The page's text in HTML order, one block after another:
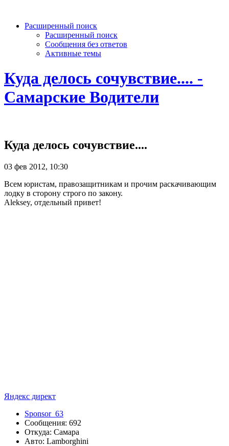
Расширенный поиск
Расширенный поиск
Сообщения без ответов
Активные темы
Куда делось сочувствие.... -
Самарские Водители
Куда делось сочувствие....
03 фев 2012, 10:30
Всем юристам, правозащитникам и прочим раскачивающим
лодку в сторону строго по закону.
Aleksey, отдельный привет!
Яндекс директ
Sponsor_63
Сообщения: 692
Откуда: Самара
Авто: Lamborghini